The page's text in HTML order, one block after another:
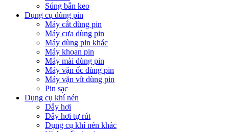
Súng bắn keo
Dụng cụ dùng pin
Máy cắt dùng pin
Máy cưa dùng pin
Máy dùng pin khác
Máy khoan pin
Máy mài dùng pin
Máy vặn ốc dùng pin
Máy vặn vít dùng pin
Pin sạc
Dụng cụ khí nén
Dây hơi
Dây hơi tự rút
Dụng cụ khí nén khác